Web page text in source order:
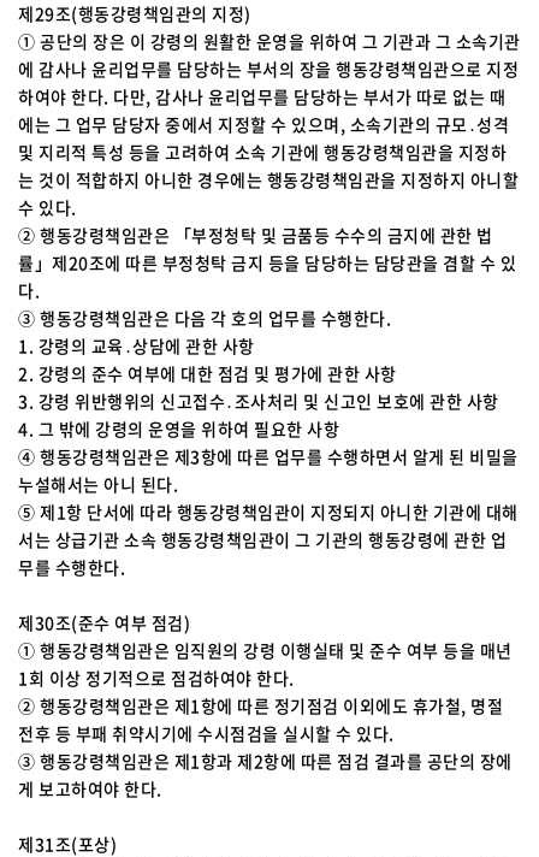
제29조(행동강령책임관의 지정)
① 공단의 장은 이 강령의 원활한 운영을 위하여 그 기관과 그 소속기관
에 감사나 윤리업무를 담당하는 부서의 장을 행동강령책임관으로 지정
하여야 한다. 다만, 감사나 윤리업무를 담당하는 부서가 따로 없는 때
에는 그 업무 담당자 중에서 지정할 수 있으며, 소속기관의 규모․성격
및 지리적 특성 등을 고려하여 소속 기관에 행동강령책임관을 지정하
는 것이 적합하지 아니한 경우에는 행동강령책임관을 지정하지 아니할
수 있다.
② 행동강령책임관은 「부정청탁 및 금품등 수수의 금지에 관한 법
률」제20조에 따른 부정청탁 금지 등을 담당하는 담당관을 겸할 수 있
다.
③ 행동강령책임관은 다음 각 호의 업무를 수행한다.
1. 강령의 교육․상담에 관한 사항
2. 강령의 준수 여부에 대한 점검 및 평가에 관한 사항
3. 강령 위반행위의 신고접수․조사처리 및 신고인 보호에 관한 사항
4. 그 밖에 강령의 운영을 위하여 필요한 사항
④ 행동강령책임관은 제3항에 따른 업무를 수행하면서 알게 된 비밀을
누설해서는 아니 된다.
⑤ 제1항 단서에 따라 행동강령책임관이 지정되지 아니한 기관에 대해
서는 상급기관 소속 행동강령책임관이 그 기관의 행동강령에 관한 업
무를 수행한다.
제30조(준수 여부 점검)
① 행동강령책임관은 임직원의 강령 이행실태 및 준수 여부 등을 매년
1회 이상 정기적으로 점검하여야 한다.
② 행동강령책임관은 제1항에 따른 정기점검 이외에도 휴가철, 명절
전후 등 부패 취약시기에 수시점검을 실시할 수 있다.
③ 행동강령책임관은 제1항과 제2항에 따른 점검 결과를 공단의 장에
게 보고하여야 한다.
제31조(포상)